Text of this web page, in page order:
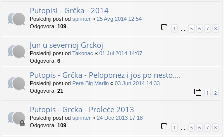
Putopisi - Grčka - 2014
Poslednji post od sprinter « 25 Avg 2014 12:54
Odgovora: 109 1 5 6 7 8
Jun u severnoj Grckoj
Poslednji post od Takonac « 01 Jul 2014 14:07
Odgovora: 6
Putopis - Grčka - Peloponez i jos po nesto....
Poslednji post od Pera Big Marlin « 03 Jun 2014 14:33
Odgovora: 21 1 2
Putopis - Grcka - Proleće 2013
Poslednji post od sprinter « 24 Dec 2013 17:18
Odgovora: 109 1 5 6 7 8